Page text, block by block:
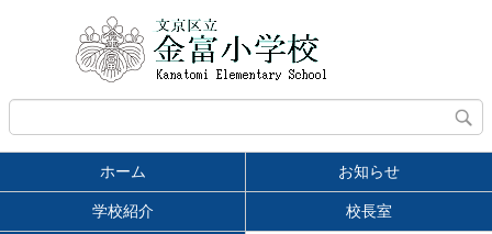
ホーム お知らせ
学校紹介 校長室